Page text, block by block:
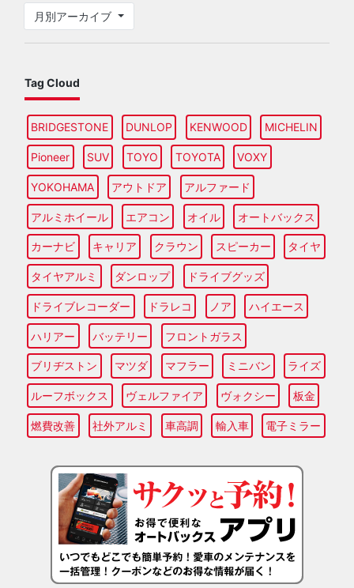
月別アーカイブ
Tag Cloud
BRIDGESTONE DUNLOP KENWOOD MICHELIN
Pioneer SUV TOYO TOYOTA VOXY
YOKOHAMA アウトドア アルファード
アルミホイール エアコン オイル オートバックス
カーナビ キャリア クラウン スピーカー タイヤ
タイヤアルミ ダンロップ ドライブグッズ
ドライブレコーダー ドラレコ ノア ハイエース
ハリアー バッテリー フロントガラス
ブリヂストン マツダ マフラー ミニバン ライズ
ルーフボックス ヴェルファイア ヴォクシー 板金
燃費改善 社外アルミ 車高調 輸入車 電子ミラー